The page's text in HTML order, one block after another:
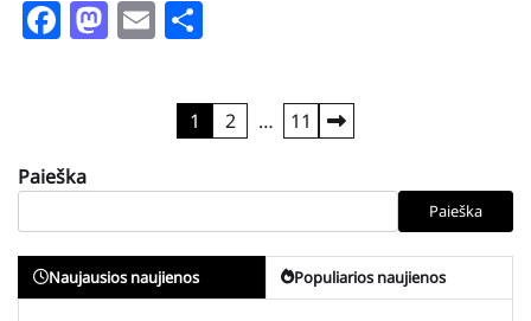
Facebook
Mastodon
Email
puslapiavimas
1 2 … 11
Paieška
Paieška
Naujausios naujienos Populiarios naujienos